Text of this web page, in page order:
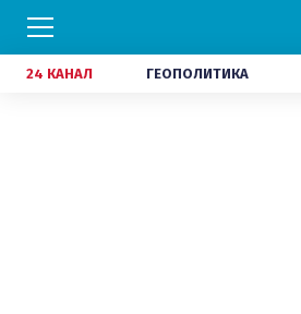
24 КАНАЛ ГЕОПОЛИТИКА